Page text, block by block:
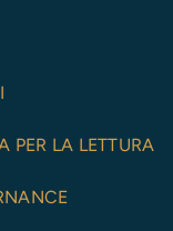
PER LA LETTURA